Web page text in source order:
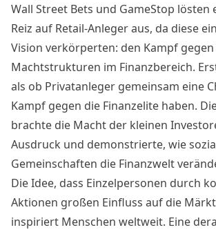
Wall Street Bets und GameStop lösten
Reiz auf Retail-Anleger aus, da diese
Vision verkörperten: den Kampf
Machtstrukturen im Finanzbereich.
als ob Privatanleger gemeinsam eine
Kampf gegen die Finanzelite haben.
brachte die Macht der kleinen
Ausdruck und demonstrierte, wie
Gemeinschaften die Finanzwelt
Die Idee, dass Einzelpersonen durch
Aktionen großen Einfluss auf die
inspiriert Menschen weltweit. Eine